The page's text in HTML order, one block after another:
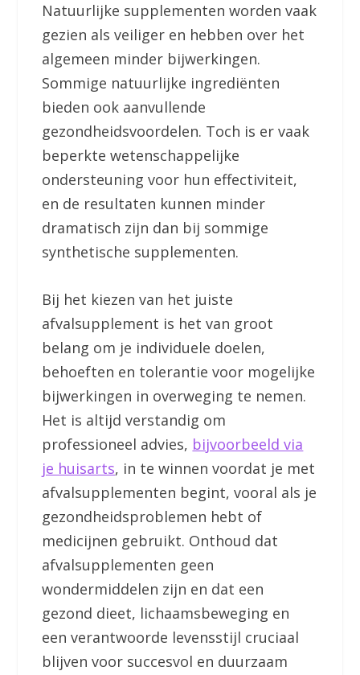
Natuurlijke supplementen worden vaak
gezien als veiliger en hebben over het
algemeen minder bijwerkingen.
Sommige natuurlijke ingrediënten
bieden ook aanvullende
gezondheidsvoordelen. Toch is er vaak
beperkte wetenschappelijke
ondersteuning voor hun effectiviteit,
en de resultaten kunnen minder
dramatisch zijn dan bij sommige
synthetische supplementen.
Bij het kiezen van het juiste
afvalsupplement is het van groot
belang om je individuele doelen,
behoeften en tolerantie voor mogelijke
bijwerkingen in overweging te nemen.
Het is altijd verstandig om
professioneel advies, bijvoorbeeld via
je huisarts, in te winnen voordat je met
afvalsupplementen begint, vooral als je
gezondheidsproblemen hebt of
medicijnen gebruikt. Onthoud dat
afvalsupplementen geen
wondermiddelen zijn en dat een
gezond dieet, lichaamsbeweging en
een verantwoorde levensstijl cruciaal
blijven voor succesvol en duurzaam